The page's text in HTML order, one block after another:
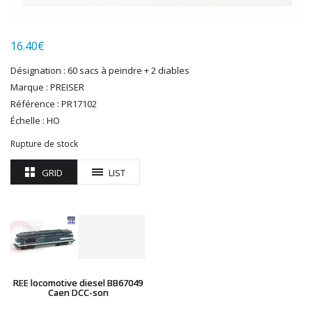
MAKETTE
MARLKIN
MKD
NOREV
NOVATEUR MODELES
PIKO
PN SUD MODELISME
PRINCE AUGUST
R37
RÉGIONS ET COMPAGNIES
16.40€
Désignation : 60 sacs à peindre + 2 diables
Marque : PREISER
Référence : PR17102
Échelle : HO
Rupture de stock
GRID LIST
REE locomotive diesel BB67049
Caen DCC-son